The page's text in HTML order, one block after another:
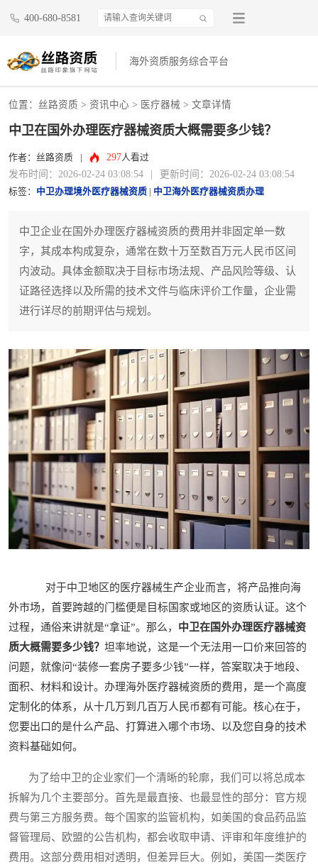
400-680-8581
海外资质服务综合平台
位置： 丝路资质 > 资讯中心 > 医疗器械 > 文章详情
中卫在国外办理医疗器械资质大概需要多少钱？
作者：丝路资质 297人看过
发布时间：2026-02-24 03:08:54 更新时间：2026-02-24 03:08:54
标签： 中卫办理境外医疗器械资质 中卫海外医疗器械资质办理
中卫企业在国外办理医疗器械资质的费用并非固定单一数
字，其成本构成复杂，通常在数十万至数百万元人民币区间
内波动。具体金额取决于目标市场法规、产品风险等级、认
证路径选择以及所需的技术文件与临床评价工作量，企业需
进行详尽的前期评估与规划。
对于中卫地区的医疗器械生产企业而言，将产品推向海
外市场，首要跨越的门槛便是目标国家或地区的资质认证。这个
过程，通俗来讲就是“拿证”。那么， 中卫在国外办理医疗器械资
质大概需要多少钱？ 坦率地说，这是一个无法用一口价来回答的
问题，就像问“装修一套房子要多少钱”一样，答案取决于地段、
面积、材料和设计。办理海外医疗器械资质的费用，是一个高度
定制化的体系，从十几万到几百万人民币都有可能。核心在于，
您要出口的是什么产品、打算进入哪个市场、以及您自身的技术
资料基础如何。
为了给中卫的企业家们一个清晰的轮廓，我们可以将总成本
拆解为几个主要部分。首先是最直接、也最显性的部分：官方规
费与第三方服务费。每个国家的监管机构，如美国的食品药品监
督管理局、欧盟的公告机构，都会收取申请、评审和年度维护的
费用。这部分费用相对透明，但差异巨大。例如，美国一类医疗